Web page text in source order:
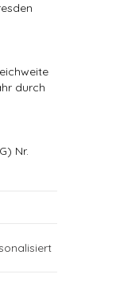
durch
Nr.